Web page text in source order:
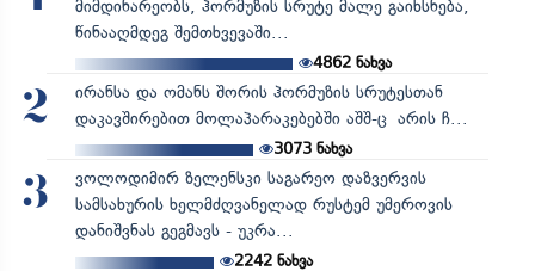
მიმდინარეობს, ჰორმუზის სრუტე მალე გაიხსნება,
წინააღმდეგ შემთხვევაში...
4862 ნახვა
2
ირანსა და ომანს შორის ჰორმუზის სრუტესთან
დაკავშირებით მოლაპარაკებებში აშშ-ც არის ჩ...
3073ნახვა
3
ვოლოდიმირ ზელენსკი საგარეო დაზვერვის
სამსახურის ხელმძღვანელად რუსტემ უმეროვის
დანიშვნას გეგმავს - უკრა...
2242ნახვა